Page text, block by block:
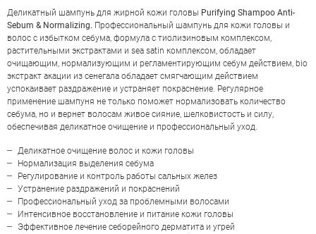
Деликатный шампунь для жирной кожи головы Purifying Shampoo Anti-
Sebum & Normalizing. Профессиональный шампунь для кожи головы и
волос с избытком себума, формула с тиолизиновым комплексом,
растительными экстрактами и sea satin комплексом, обладает
очищающим, нормализующим и регламентирующим себум действием, bio
экстракт акации из сенегала обладает смягчающим действием
успокаивает раздражение и устраняет покраснение. Регулярное
применение шампуня не только поможет нормализовать количество
себума, но и вернет волосам живое сияние, шелковистость и силу,
обеспечивая деликатное очищение и профессиональный уход.
Деликатное очищение волос и кожи головы
Нормализация выделения себума
Регулирование и контроль работы сальных желез
Устранение раздражений и покраснений
Профессиональный уход за проблемными волосами
Интенсивное восстановление и питание кожи головы
Эффективное лечение себорейного дерматита и угрей